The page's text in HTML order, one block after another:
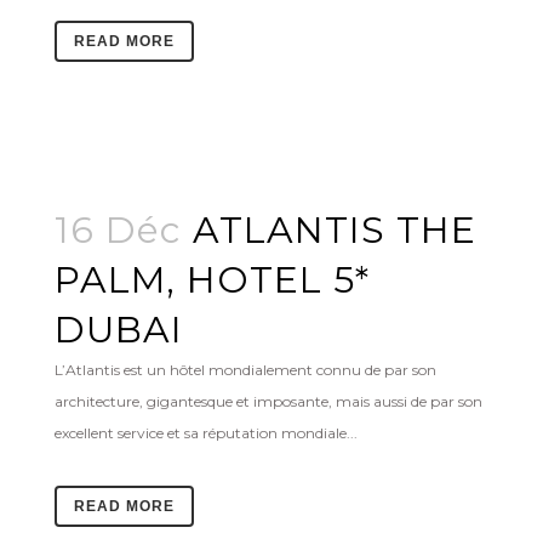
READ MORE
16 Déc ATLANTIS THE
PALM, HOTEL 5*
DUBAI
L’Atlantis est un hôtel mondialement connu de par son
architecture, gigantesque et imposante, mais aussi de par son
excellent service et sa réputation mondiale...
READ MORE